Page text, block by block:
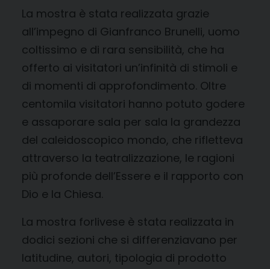
La mostra è stata realizzata grazie
all’impegno di Gianfranco Brunelli, uomo
coltissimo e di rara sensibilità, che ha
offerto ai visitatori un’infinità di stimoli e
di momenti di approfondimento. Oltre
centomila visitatori hanno potuto godere
e assaporare sala per sala la grandezza
del caleidoscopico mondo, che rifletteva
attraverso la teatralizzazione, le ragioni
più profonde dell’Essere e il rapporto con
Dio e la Chiesa.
La mostra forlivese è stata realizzata in
dodici sezioni che si differenziavano per
latitudine, autori, tipologia di prodotto